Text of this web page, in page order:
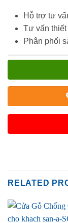
Hỗ trợ tư
Tư vấn thiết
Phân phối
RELATED